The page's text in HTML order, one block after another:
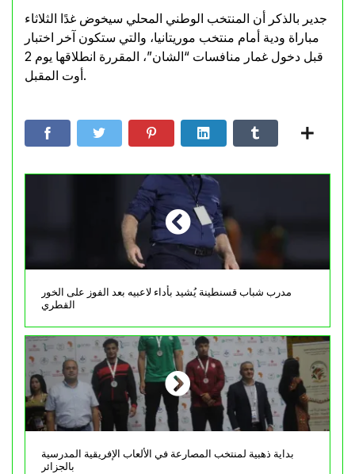
جدير بالذكر أن المنتخب الوطني المحلي سيخوض غدًا الثلاثاء
مباراة ودية أمام منتخب موريتانيا، والتي ستكون آخر اختبار
قبل دخول غمار منافسات “الشان”، المقررة انطلاقها يوم 2
أوت المقبل.
مدرب شباب قسنطينة يُشيد بأداء لاعبيه بعد الفوز على الخور
القطري
بداية ذهبية لمنتخب المصارعة في الألعاب الإفريقية المدرسية
بالجزائر